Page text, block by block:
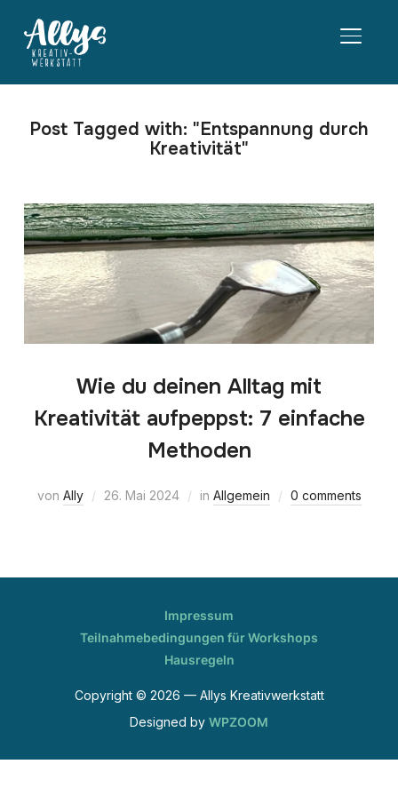
Post Tagged with: "Entspannung durch
Kreativität"
Wie du deinen Alltag mit
Kreativität aufpeppst: 7 einfache
Methoden
von Ally 26. Mai 2024 in Allgemein 0 comments
Impressum
Teilnahmebedingungen für Workshops
Hausregeln
Copyright © 2026 — Allys Kreativwerkstatt
Designed by WPZOOM